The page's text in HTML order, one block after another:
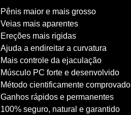
Pênis maior e mais grosso
Veias mais aparentes
Ereções mais rigidas
Ajuda a endireitar a curvatura
Mais controle da ejaculação
Músculo PC forte e desenvolvido
Método cientificamente comprovado
Ganhos rápidos e permanentes
100% seguro, natural e garantido